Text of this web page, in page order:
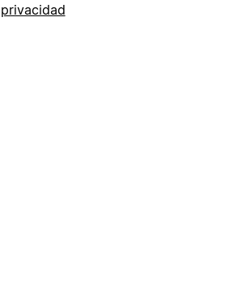
privacidad